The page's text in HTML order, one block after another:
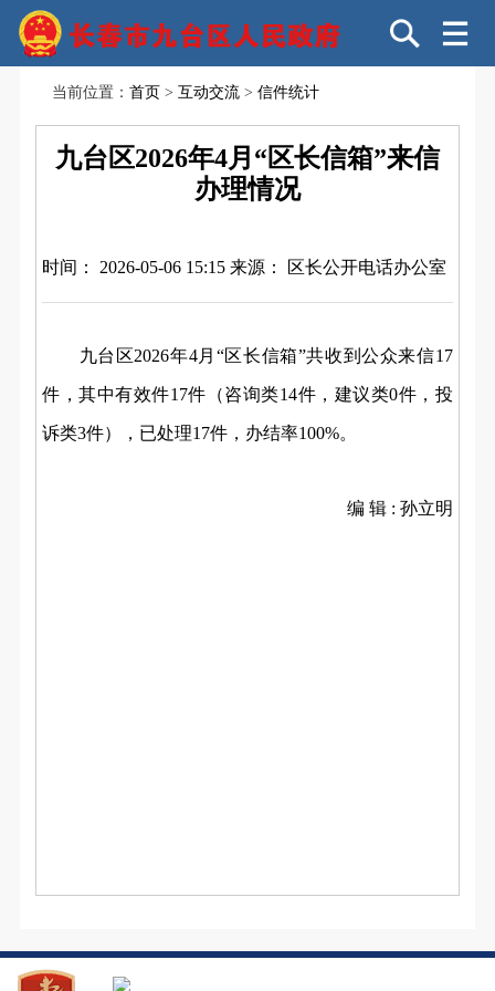
当前位置：首页 >互动交流 >信件统计
九台区2026年4月“区长信箱”来信
办理情况
时间： 2026-05-06 15:15来源： 区长公开电话办公室
九台区2026年4月“区长信箱”共收到公众来信17
件，其中有效件17件（咨询类14件，建议类0件，投
诉类3件），已处理17件，办结率100%。
编 辑 : 孙立明